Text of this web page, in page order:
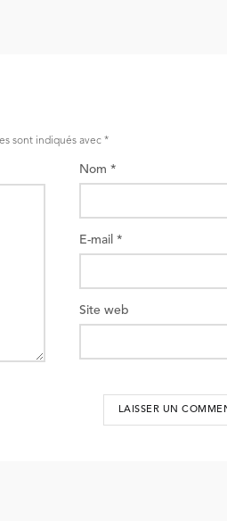
sont indiqués avec *
Nom*
E-mail*
Site web